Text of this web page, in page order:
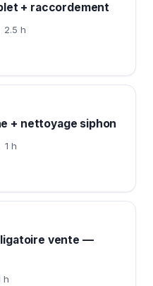
+ raccordement
2.5 h
+ nettoyage siphon
1 h
vente —
h